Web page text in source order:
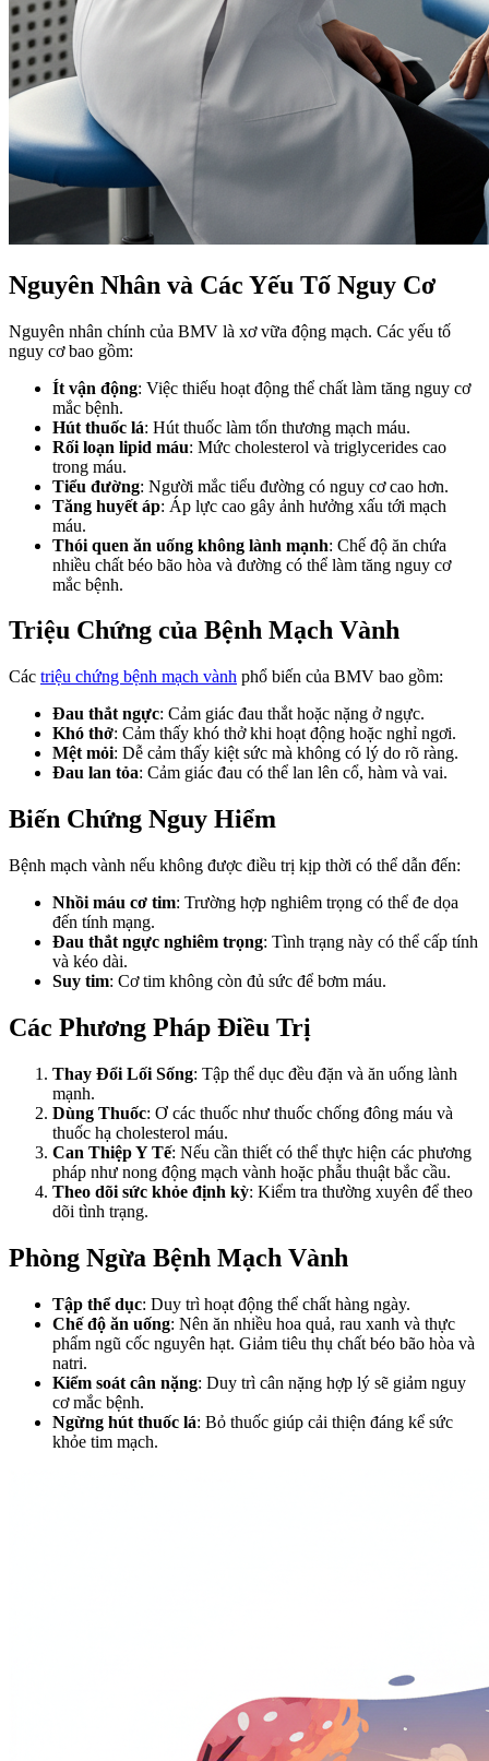
Nguyên Nhân và Các Yếu Tố Nguy Cơ
Nguyên nhân chính của BMV là xơ vữa động mạch. Các yếu tố
nguy cơ bao gồm:
Ít vận động: Việc thiếu hoạt động thể chất làm tăng nguy cơ
mắc bệnh.
Hút thuốc lá: Hút thuốc làm tổn thương mạch máu.
Rối loạn lipid máu: Mức cholesterol và triglycerides cao
trong máu.
Tiểu đường: Người mắc tiểu đường có nguy cơ cao hơn.
Tăng huyết áp: Áp lực cao gây ảnh hưởng xấu tới mạch
máu.
Thói quen ăn uống không lành mạnh: Chế độ ăn chứa
nhiều chất béo bão hòa và đường có thể làm tăng nguy cơ
mắc bệnh.
Triệu Chứng của Bệnh Mạch Vành
Các triệu chứng bệnh mạch vành phổ biến của BMV bao gồm:
Đau thắt ngực: Cảm giác đau thắt hoặc nặng ở ngực.
Khó thở: Cảm thấy khó thở khi hoạt động hoặc nghỉ ngơi.
Mệt mỏi: Dễ cảm thấy kiệt sức mà không có lý do rõ ràng.
Đau lan tỏa: Cảm giác đau có thể lan lên cổ, hàm và vai.
Biến Chứng Nguy Hiểm
Bệnh mạch vành nếu không được điều trị kịp thời có thể dẫn đến:
Nhồi máu cơ tim: Trường hợp nghiêm trọng có thể đe dọa
đến tính mạng.
Đau thắt ngực nghiêm trọng: Tình trạng này có thể cấp tính
và kéo dài.
Suy tim: Cơ tim không còn đủ sức để bơm máu.
Các Phương Pháp Điều Trị
Thay Đổi Lối Sống: Tập thể dục đều đặn và ăn uống lành
mạnh.
Dùng Thuốc: Ơ các thuốc như thuốc chống đông máu và
thuốc hạ cholesterol máu.
Can Thiệp Y Tế: Nếu cần thiết có thể thực hiện các phương
pháp như nong động mạch vành hoặc phẫu thuật bắc cầu.
Theo dõi sức khỏe định kỳ: Kiểm tra thường xuyên để theo
dõi tình trạng.
Phòng Ngừa Bệnh Mạch Vành
Tập thể dục: Duy trì hoạt động thể chất hàng ngày.
Chế độ ăn uống: Nên ăn nhiều hoa quả, rau xanh và thực
phẩm ngũ cốc nguyên hạt. Giảm tiêu thụ chất béo bão hòa và
natri.
Kiểm soát cân nặng: Duy trì cân nặng hợp lý sẽ giảm nguy
cơ mắc bệnh.
Ngừng hút thuốc lá: Bỏ thuốc giúp cải thiện đáng kể sức
khỏe tim mạch.